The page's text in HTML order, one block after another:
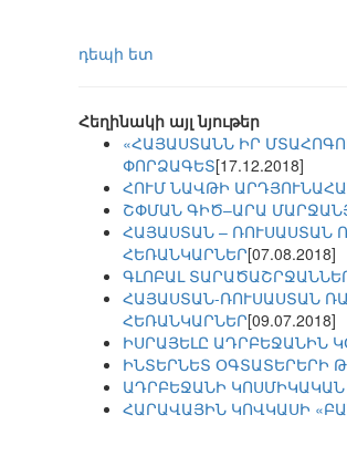
դեպի ետ
Հեղինակի այլ նյութեր
«ՀԱՅԱՍՏԱՆՆ ԻՐ
ՓՈՐՁԱԳԵՏ[17.12.2018]
ՀՈՒՄ ՆԱՎԹԻ
ՇՓՄԱՆ ԳԻԾ–ԱՐԱ
ՀԱՅԱՍՏԱՆ – ՌՈՒՍԱՍՏԱՆ
ՀԵՌԱՆԿԱՐՆԵՐ[07.08.2018]
ԳԼՈԲԱԼ
ՀԱՅԱՍՏԱՆ-ՌՈՒՍԱՍՏԱՆ
ՀԵՌԱՆԿԱՐՆԵՐ[09.07.2018]
ԻՍՐԱՅԵԼԸ ԱԴՐԲԵՋԱՆԻՆ
ԻՆՏԵՐՆԵՏ ՕԳՏԱՏԵՐԵՐԻ
ԱԴՐԲԵՋԱՆԻ
ՀԱՐԱՎԱՅԻՆ ԿՈՎԿԱՍԻ